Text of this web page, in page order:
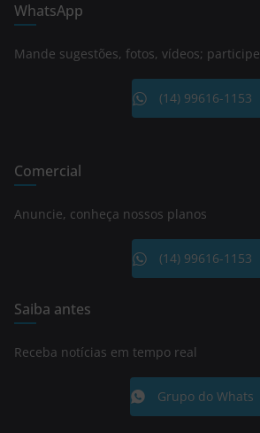
WhatsApp
Mande sugestões, fotos, vídeos; participe
(14) 99616-1153
Comercial
Anuncie, conheça nossos planos
(14) 99616-1153
Saiba antes
Receba notícias em tempo real
Grupo do Whats